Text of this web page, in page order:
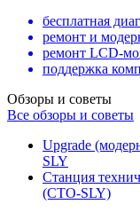
бесплатная
ремонт и
ремонт LCD-
поддержка
Обзоры и советы
Все обзоры и советы
Upgrade
SLY
Станция
(СТО-SLY)